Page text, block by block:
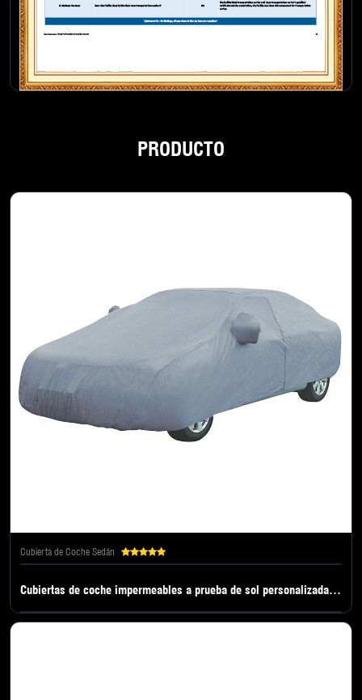
PRODUCTO
Cubierta de Coche Sedán
Cubiertas de coche impermeables a prueba de sol personalizadas de gran venta para coche suv